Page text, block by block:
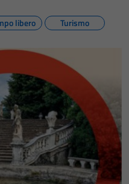
libero Turismo